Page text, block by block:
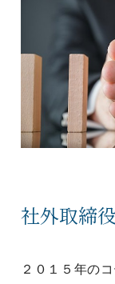
社外取締
２０１５年の